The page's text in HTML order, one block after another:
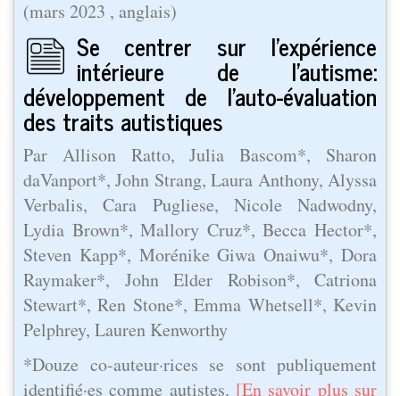
(mars 2023 , anglais)
Se centrer sur l'expérience
intérieure de l'autisme:
développement de l'auto-évaluation
des traits autistiques
Par Allison Ratto, Julia Bascom*, Sharon
daVanport*, John Strang, Laura Anthony, Alyssa
Verbalis, Cara Pugliese, Nicole Nadwodny,
Lydia Brown*, Mallory Cruz*, Becca Hector*,
Steven Kapp*, Morénike Giwa Onaiwu*, Dora
Raymaker*, John Elder Robison*, Catriona
Stewart*, Ren Stone*, Emma Whetsell*, Kevin
Pelphrey, Lauren Kenworthy
*Douze co-auteur·rices se sont publiquement
identifié·es comme autistes. [En savoir plus sur